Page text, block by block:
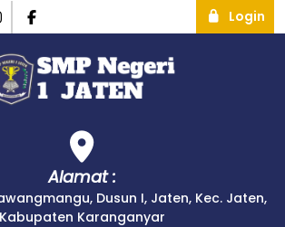
Login
Alamat :
Dusun I, Jaten, Kec. Jaten,
Kabupaten Karanganyar